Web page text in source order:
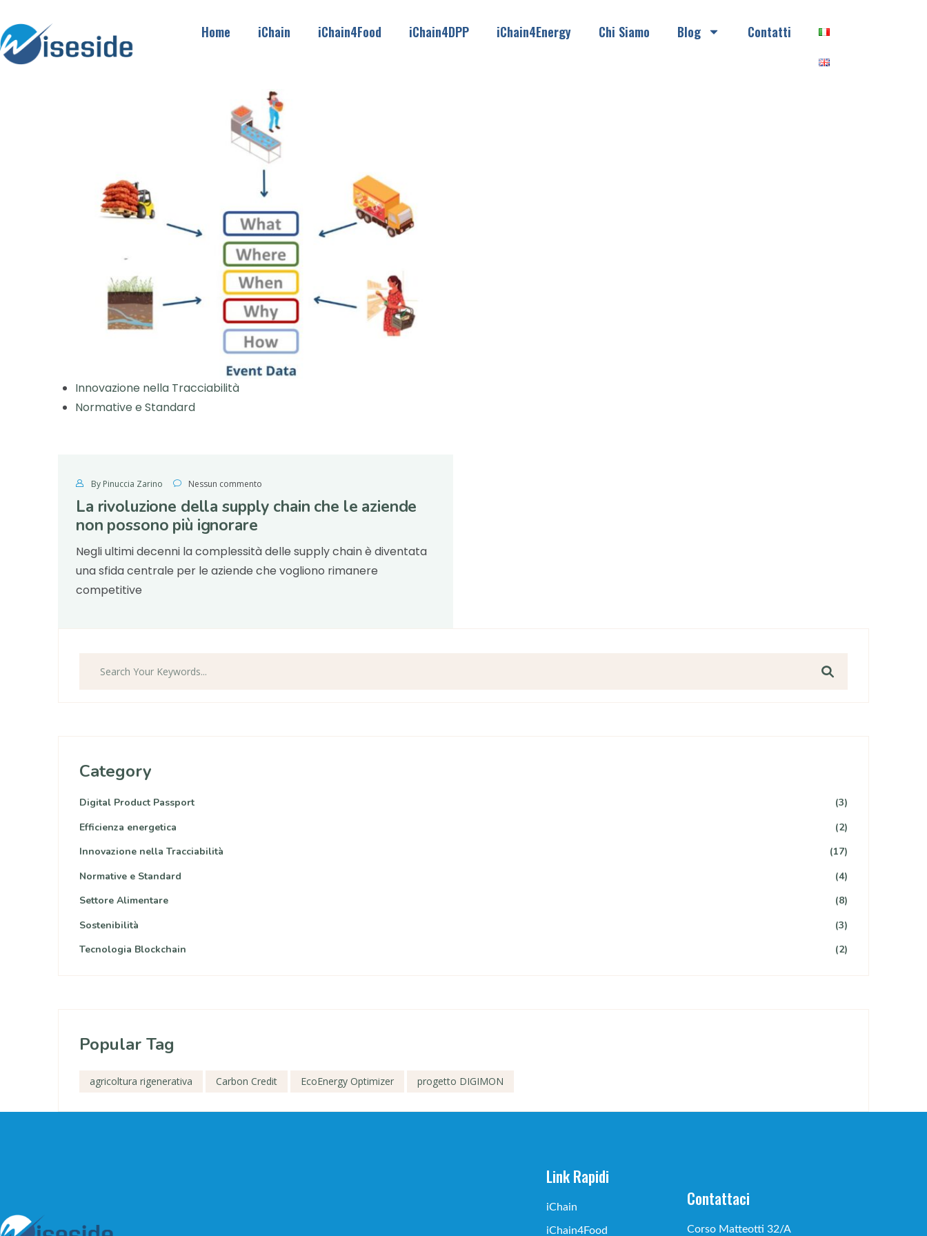
Home iChain iChain4Food iChain4DPP iChain4Energy Chi Siamo Blog Contatti
Innovazione nella Tracciabilità
Normative e Standard
By Pinuccia Zarino Nessun commento
La rivoluzione della supply chain che le aziende
non possono più ignorare
Negli ultimi decenni la complessità delle supply chain è diventata
una sfida centrale per le aziende che vogliono rimanere
competitive
Category
Digital Product Passport
(3)
Efficienza energetica
(2)
Innovazione nella Tracciabilità
(17)
Normative e Standard
(4)
Settore Alimentare
(8)
Sostenibilità
(3)
Tecnologia Blockchain
(2)
Popular Tag
agricoltura rigenerativa Carbon Credit EcoEnergy Optimizer progetto DIGIMON
Link Rapidi
iChain
iChain4Food
Contattaci
Corso Matteotti 32/A